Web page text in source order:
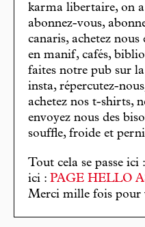
karma libertaire, on
abonnez-vous,
canaris, achetez
en manif, cafés,
faites notre pub sur
insta, répercutez-
achetez nos t-shirts,
envoyez nous des
souffle, froide et
Tout cela se passe ici :
ici : PAGE HELLO
Merci mille fois pour